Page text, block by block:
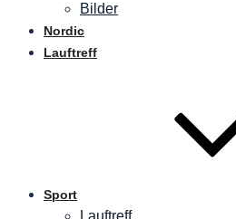
Bilder
Nordic
Lauftreff
Sport
Lauftreff